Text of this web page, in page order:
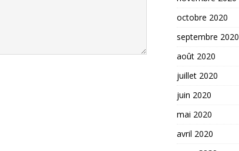
octobre 2020
septembre 2020
août 2020
juillet 2020
juin 2020
mai 2020
avril 2020